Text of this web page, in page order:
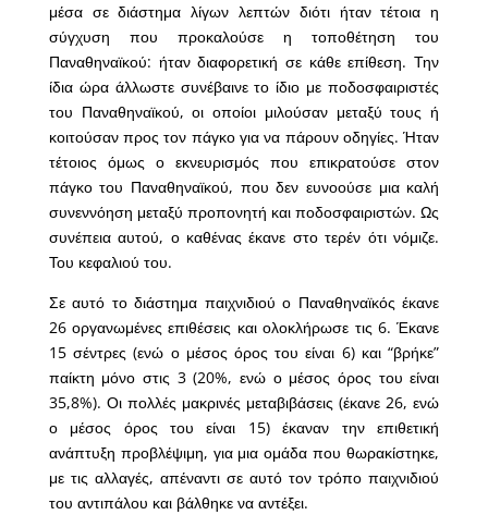
μέσα σε διάστημα λίγων λεπτών διότι ήταν τέτοια η
σύγχυση που προκαλούσε η τοποθέτηση του
Παναθηναϊκού: ήταν διαφορετική σε κάθε επίθεση. Την
ίδια ώρα άλλωστε συνέβαινε το ίδιο με ποδοσφαιριστές
του Παναθηναϊκού, οι οποίοι μιλούσαν μεταξύ τους ή
κοιτούσαν προς τον πάγκο για να πάρουν οδηγίες. Ήταν
τέτοιος όμως ο εκνευρισμός που επικρατούσε στον
πάγκο του Παναθηναϊκού, που δεν ευνοούσε μια καλή
συνεννόηση μεταξύ προπονητή και ποδοσφαιριστών. Ως
συνέπεια αυτού, ο καθένας έκανε στο τερέν ότι νόμιζε.
Του κεφαλιού του.
Σε αυτό το διάστημα παιχνιδιού ο Παναθηναϊκός έκανε
26 οργανωμένες επιθέσεις και ολοκλήρωσε τις 6. Έκανε
15 σέντρες (ενώ ο μέσος όρος του είναι 6) και “βρήκε”
παίκτη μόνο στις 3 (20%, ενώ ο μέσος όρος του είναι
35,8%). Οι πολλές μακρινές μεταβιβάσεις (έκανε 26, ενώ
ο μέσος όρος του είναι 15) έκαναν την επιθετική
ανάπτυξη προβλέψιμη, για μια ομάδα που θωρακίστηκε,
με τις αλλαγές, απέναντι σε αυτό τον τρόπο παιχνιδιού
του αντιπάλου και βάλθηκε να αντέξει.